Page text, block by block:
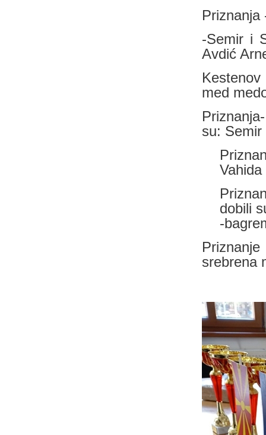
Priznanja
-Semir i
Avdić
med
su: Semir
dobili
-
srebrena